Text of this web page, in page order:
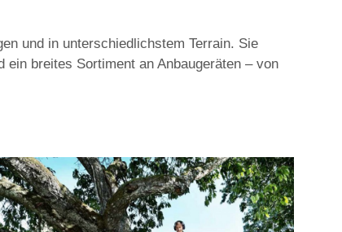
und in unterschiedlichstem Terrain. Sie
breites Sortiment an Anbaugeräten – von